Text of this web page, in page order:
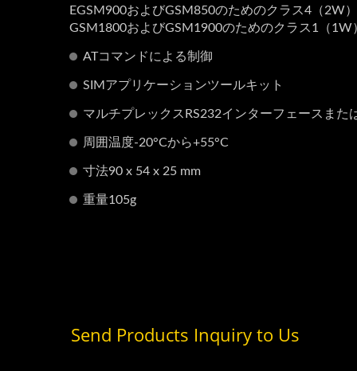
EGSM900およびGSM850のためのクラス4（2W）
GSM1800およびGSM1900のためのクラス1（1W
ATコマンドによる制御
SIMアプリケーションツールキット
マルチプレックスRS232インターフェースまた
周囲温度-20°Cから+55°C
寸法90 x 54 x 25 mm
重量105g